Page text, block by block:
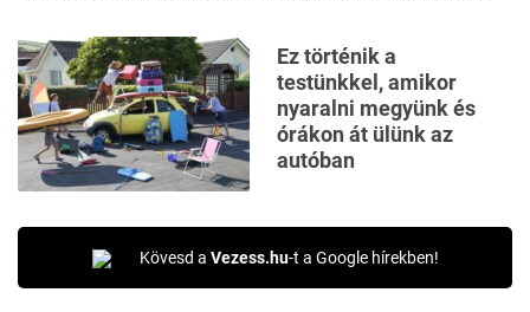
Ez történik a
testünkkel, amikor
nyaralni megyünk és
órákon át ülünk az
autóban
Kövesd a Vezess.hu-t a Google hírekben!